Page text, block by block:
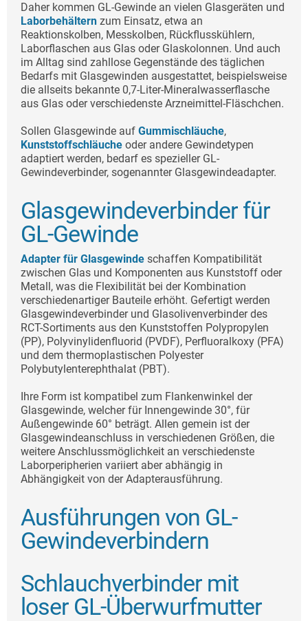
Daher kommen GL-Gewinde an vielen Glasgeräten und
Laborbehältern zum Einsatz, etwa an
Reaktionskolben, Messkolben, Rückflusskühlern,
Laborflaschen aus Glas oder Glaskolonnen. Und auch
im Alltag sind zahllose Gegenstände des täglichen
Bedarfs mit Glasgewinden ausgestattet, beispielsweise
die allseits bekannte 0,7-Liter-Mineralwasserflasche
aus Glas oder verschiedenste Arzneimittel-Fläschchen.
Sollen Glasgewinde auf Gummischläuche,
Kunststoffschläuche oder andere Gewindetypen
adaptiert werden, bedarf es spezieller GL-
Gewindeverbinder, sogenannter Glasgewindeadapter.
Glasgewindeverbinder für
GL-Gewinde
Adapter für Glasgewinde schaffen Kompatibilität
zwischen Glas und Komponenten aus Kunststoff oder
Metall, was die Flexibilität bei der Kombination
verschiedenartiger Bauteile erhöht. Gefertigt werden
Glasgewindeverbinder und Glasolivenverbinder des
RCT-Sortiments aus den Kunststoffen Polypropylen
(PP), Polyvinylidenfluorid (PVDF), Perfluoralkoxy (PFA)
und dem thermoplastischen Polyester
Polybutylenterephthalat (PBT).
Ihre Form ist kompatibel zum Flankenwinkel der
Glasgewinde, welcher für Innengewinde 30°, für
Außengewinde 60° beträgt. Allen gemein ist der
Glasgewindeanschluss in verschiedenen Größen, die
weitere Anschlussmöglichkeit an verschiedenste
Laborperipherien variiert aber abhängig in
Abhängigkeit von der Adapterausführung.
Ausführungen von GL-
Gewindeverbindern
Schlauchverbinder mit
loser GL-Überwurfmutter